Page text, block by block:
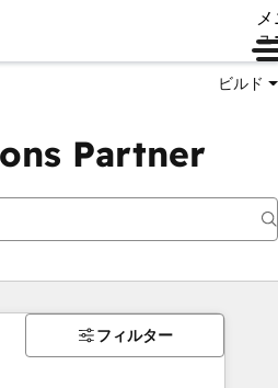
ュ
ビルド
Partner
フィルター